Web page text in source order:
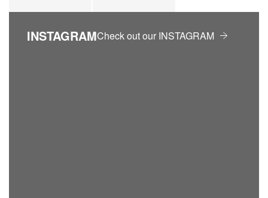
INSTAGRAMCheck out our INSTAGRAM